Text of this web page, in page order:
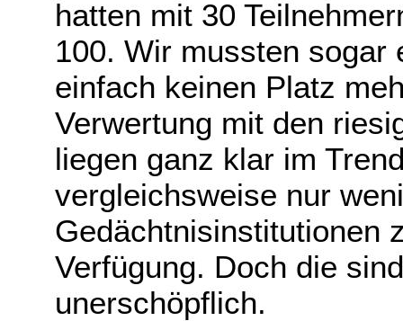
hatten mit 30
100. Wir mussten sogar
einfach keinen Platz
Verwertung mit den
liegen ganz klar im
vergleichsweise nur
Gedächtnisinstitutionen
Verfügung. Doch die
unerschöpflich.